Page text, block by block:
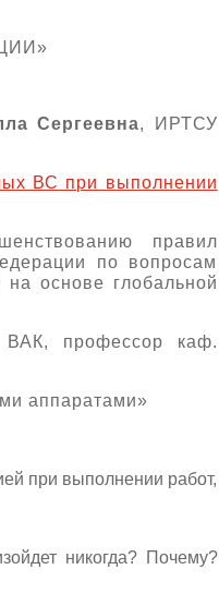
Сергеевна, ИРТСУ
ВС при выполнении
правил
по вопросам
основе глобальной
ВАК, профессор каф.
аппаратами»
при выполнении работ,
никогда? Почему?